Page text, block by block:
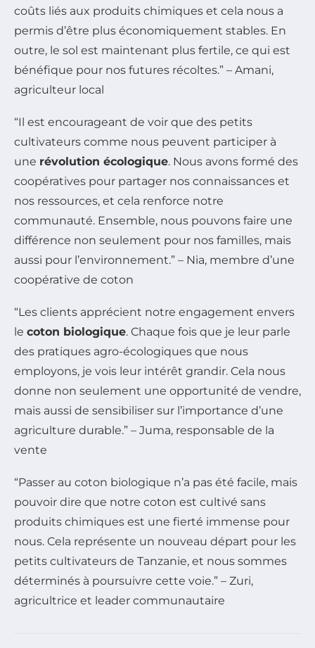
coûts liés aux produits chimiques et cela nous a
permis d’être plus économiquement stables. En
outre, le sol est maintenant plus fertile, ce qui est
bénéfique pour nos futures récoltes.” – Amani,
agriculteur local
“Il est encourageant de voir que des petits
cultivateurs comme nous peuvent participer à
une révolution écologique. Nous avons formé des
coopératives pour partager nos connaissances et
nos ressources, et cela renforce notre
communauté. Ensemble, nous pouvons faire une
différence non seulement pour nos familles, mais
aussi pour l’environnement.” – Nia, membre d’une
coopérative de coton
“Les clients apprécient notre engagement envers
le coton biologique. Chaque fois que je leur parle
des pratiques agro-écologiques que nous
employons, je vois leur intérêt grandir. Cela nous
donne non seulement une opportunité de vendre,
mais aussi de sensibiliser sur l’importance d’une
agriculture durable.” – Juma, responsable de la
vente
“Passer au coton biologique n’a pas été facile, mais
pouvoir dire que notre coton est cultivé sans
produits chimiques est une fierté immense pour
nous. Cela représente un nouveau départ pour les
petits cultivateurs de Tanzanie, et nous sommes
déterminés à poursuivre cette voie.” – Zuri,
agricultrice et leader communautaire